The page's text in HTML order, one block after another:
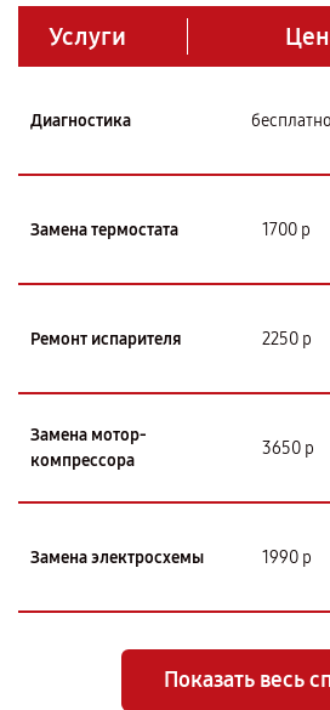
Услуги
Диагностика бесплатно
Замена термостата 1700 р
Ремонт испарителя 2250 р
Замена мотор-
компрессора
3650 р
Замена электросхемы 1990 р
Показать весь